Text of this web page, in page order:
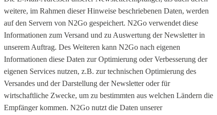
weitere, im Rahmen dieser Hinweise beschriebenen Daten, werden
auf den Servern von N2Go gespeichert. N2Go verwendet diese
Informationen zum Versand und zu Auswertung der Newsletter in
unserem Auftrag. Des Weiteren kann N2Go nach eigenen
Informationen diese Daten zur Optimierung oder Verbesserung der
eigenen Services nutzen, z.B. zur technischen Optimierung des
Versandes und der Darstellung der Newsletter oder für
wirtschaftliche Zwecke, um zu bestimmten aus welchen Ländern die
Empfänger kommen. N2Go nutzt die Daten unserer